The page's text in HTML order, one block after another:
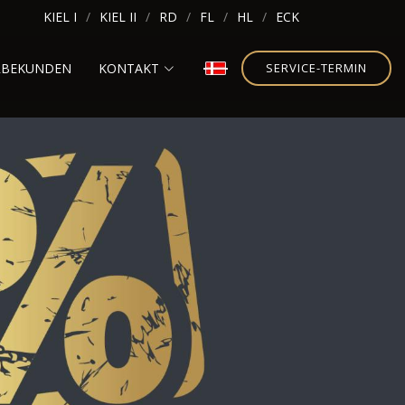
KIEL I KIEL II RD FL HL ECK
KONTAKT SERVICE-TERMIN